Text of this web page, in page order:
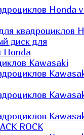
Honda
квадроциклов
диск для
Honda
Kawasaki
ROCK